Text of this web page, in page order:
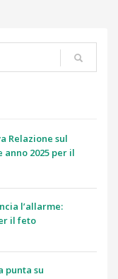
Relazione sul
2025 per il
l’allarme:
il feto
punta su